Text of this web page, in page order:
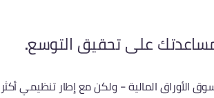
على تحقيق التوسع.
الأوراق المالية – ولكن مع إطار تنظيمي أكثر